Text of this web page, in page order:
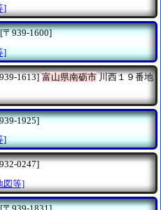
]
[〒939-1600]
]
1613] 富山県南砺市川西１９番地
1925]
]
0247]
図等]